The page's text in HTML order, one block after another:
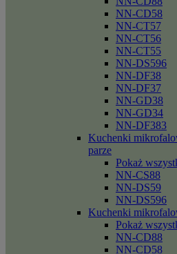
NN-CD58
NN-CT57
NN-CT56
NN-CT55
NN-DS596
NN-DF38
NN-DF37
NN-GD38
NN-GD34
NN-DF383
Kuchenki
parze
Pokaż
NN-CS88
NN-DS59
NN-DS596
Kuchenki
Pokaż
NN-CD88
NN-CD58